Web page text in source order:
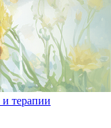
терапии